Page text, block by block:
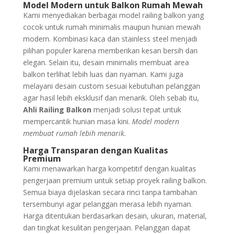
Model Modern untuk Balkon Rumah Mewah
Kami menyediakan berbagai model railing balkon yang
cocok untuk rumah minimalis maupun hunian mewah
modern. Kombinasi kaca dan stainless steel menjadi
pilihan populer karena memberikan kesan bersih dan
elegan. Selain itu, desain minimalis membuat area
balkon terlihat lebih luas dan nyaman. Kami juga
melayani desain custom sesuai kebutuhan pelanggan
agar hasil lebih eksklusif dan menarik. Oleh sebab itu,
Ahli Railing Balkon menjadi solusi tepat untuk
mempercantik hunian masa kini. Model modern
membuat rumah lebih menarik.
Harga Transparan dengan Kualitas
Premium
Kami menawarkan harga kompetitif dengan kualitas
pengerjaan premium untuk setiap proyek railing balkon.
Semua biaya dijelaskan secara rinci tanpa tambahan
tersembunyi agar pelanggan merasa lebih nyaman.
Harga ditentukan berdasarkan desain, ukuran, material,
dan tingkat kesulitan pengerjaan. Pelanggan dapat